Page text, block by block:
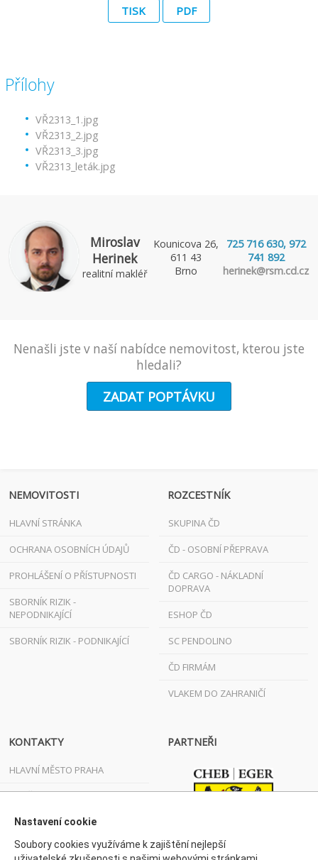
TISK PDF
Přílohy
VŘ2313_1.jpg
VŘ2313_2.jpg
VŘ2313_3.jpg
VŘ2313_leták.jpg
Miroslav
Herinek
realitní makléř
Kounicova 26,
611 43
Brno
725 716 630, 972
741 892
herinek@rsm.cd.cz
Nenašli jste v naší nabídce nemovitost, kterou jste
hledali?
ZADAT POPTÁVKU
NEMOVITOSTI
HLAVNÍ STRÁNKA
OCHRANA OSOBNÍCH ÚDAJŮ
PROHLÁŠENÍ O PŘÍSTUPNOSTI
SBORNÍK RIZIK -
NEPODNIKAJÍCÍ
SBORNÍK RIZIK - PODNIKAJÍCÍ
ROZCESTNÍK
SKUPINA ČD
ČD - OSOBNÍ PŘEPRAVA
ČD CARGO - NÁKLADNÍ
DOPRAVA
ESHOP ČD
SC PENDOLINO
ČD FIRMÁM
VLAKEM DO ZAHRANIČÍ
KONTAKTY
HLAVNÍ MĚSTO PRAHA
JIHOMORAVSKÝ KRAJ
KARLOVARSKÝ KRAJ
PARTNEŘI
Nastavení cookie
Soubory cookies využíváme k zajištění nejlepší